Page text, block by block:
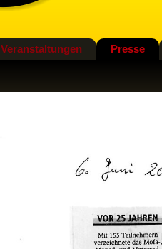
Veranstaltungen Presse